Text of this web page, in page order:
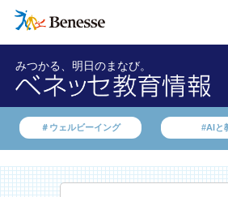
みつかる、明日のまなび。
＃ウェルビーイング #AIと